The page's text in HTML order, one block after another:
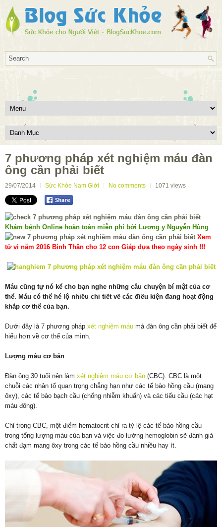
7 phương pháp xét nghiệm máu đàn
ông cần phải biết
29/07/2014 Sức Khỏe Nam Giới No comments 1071 views
Khám bệnh Online hoàn toàn miễn phí bởi Lương y Nguyễn Hùng
Xem
tử vi năm 2016 Bính Thân cho 12 con Giáp dựa theo ngày sinh !!!
Máu cũng tự nó kể cho bạn nghe những câu chuyện bí mật của cơ
thể. Máu có thể hé lộ nhiều chi tiết về các điều kiện đang hoạt động
khắp cơ thể của bạn.
Dưới đây là 7 phương pháp xét nghiệm máu mà đàn ông cần phải biết để
hiểu hơn về cơ thể của mình.
Lượng máu cơ bản
Đàn ông 30 tuổi nên làm xét nghiệm máu cơ bản (CBC). CBC là một
chuỗi các nhân tố quan trọng chẳng hạn như các tế bào hồng cầu (mang
ôxy), các tế bào bạch cầu (chống nhiễm khuẩn) và các tiểu cầu (các hạt
máu đông).
Chỉ trong CBC, một điểm hematocrit chỉ ra tỷ lệ các tế bào hồng cầu
trong tổng lượng máu của bạn và việc đo lường hemoglobin sẽ đánh giá
chất đạm mang ôxy trong các tế bào hồng cầu nhiều hay ít.